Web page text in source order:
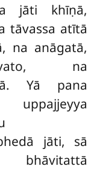
jāti khīṇā,
tāvassa atītā
na anāgatā,
na
Yā pana
jāti, sā